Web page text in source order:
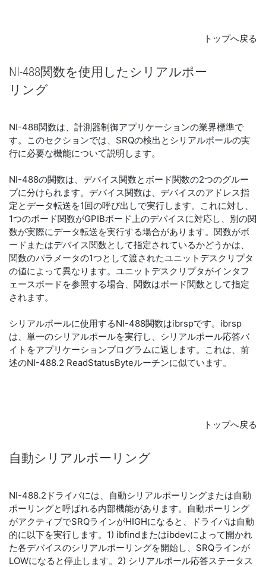
トップへ戻る
NI-488関数を使用 した シリアルポー
リング
NI-488関数は、計測器制御アプリケーションの業界標準で
す。このセクションでは、SRQの検出とシリアルポールの実
行に必要な機能について説明します。
NI-488の関数は、デバイス関数とボード関数の2つのグルー
プに分けられます。デバイス関数は、デバイスのアドレス指
定とデータ転送を1回の呼び出しで実行します。これに対し、
1つのボード関数がGPIBボード上のデバイスに対応し、別の関
数が実際にデータ転送を実行する場合があります。関数がボ
ードまたはデバイス関数として指定されているかどうかは、
関数のパラメータの1つとして渡されたユニットデスクリプタ
の値によって異なります。ユニットデスクリプタがインタフ
ェースボードを参照する場合、関数はボード関数として指定
されます。
シリアルポールに使用するNI-488関数はibrspです。ibrsp
は、単一のシリアルポールを実行し、シリアルポール応答バ
イトをアプリケーションプログラムに返します。これは、前
述のNI-488.2 ReadStatusByteルーチンに似ています。
トップへ戻る
自動シリアルポーリング
NI-488.2ドライバには、自動シリアルポーリングまたは自動
ポーリングと呼ばれる内部機能があります。自動ポーリング
がアクティブでSRQラインがHIGHになると、ドライバは自動
的に以下を実行します。1) ibfindまたはibdevによって開かれ
た各デバイスのシリアルポーリングを開始し、SRQラインが
LOWになると停止します。2) シリアルポール応答ステータス